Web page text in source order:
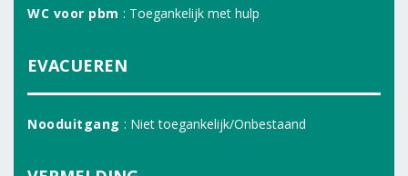
WC voor pbm : Toegankelijk met hulp
EVACUEREN
Nooduitgang : Niet toegankelijk/Onbestaand